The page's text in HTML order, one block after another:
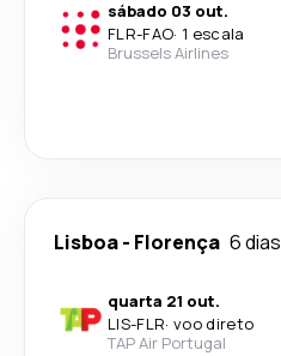
sábado 03 out.
FLR-FAO· 1 escala
Brussels Airlines
Lisboa- Florença 6 dias
quarta 21 out.
LIS-FLR· voo direto
TAP Air Portugal